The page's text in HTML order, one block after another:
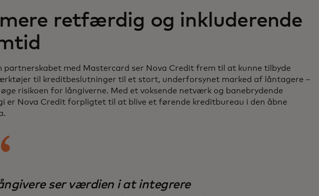
mere retfærdig og inkluderende
partnerskabet med Mastercard ser Nova Credit frem til at kunne tilbyde
til kreditbeslutninger til et stort, underforsynet marked af låntagere –
risikoen for långiverne. Med et voksende netværk og banebrydende
er Nova Credit forpligtet til at blive et førende kreditbureau i den åbne
ser værdien i at integrere